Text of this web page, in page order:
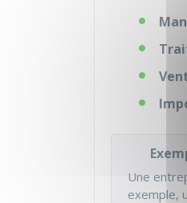
Une
exemple,